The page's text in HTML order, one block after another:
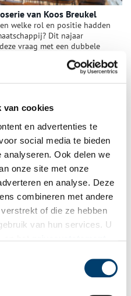
van cookies
en advertenties te
social media te bieden
Ook delen we
onze site met onze
en analyse. Deze
combineren met andere
of die ze hebben
van hun services. U
van Koos Breukel
welke rol en positie hadden
Dit najaar
vraag met een dubbele
tentoonstelling Johann Georg
dochter te zien met 19e-
van ‘fotograaf aller
vele gezichten van Noord-
in het Amsterdam Museum